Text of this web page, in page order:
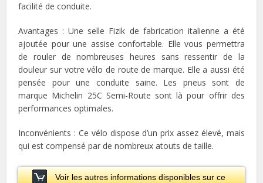
facilité de conduite.
Avantages : Une selle Fizik de fabrication italienne a été
ajoutée pour une assise confortable. Elle vous permettra
de rouler de nombreuses heures sans ressentir de la
douleur sur votre vélo de route de marque. Elle a aussi été
pensée pour une conduite saine. Les pneus sont de
marque Michelin 25C Semi-Route sont là pour offrir des
performances optimales.
Inconvénients : Ce vélo dispose d’un prix assez élevé, mais
qui est compensé par de nombreux atouts de taille.
Voir les autres informations disponibles sur ce